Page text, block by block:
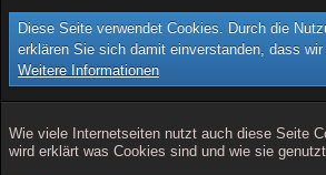
Diese Seite verwendet Cookies. Durch die
erklären Sie sich damit einverstanden, dass
Weitere Informationen
Wie viele Internetseiten nutzt auch diese Seite
wird erklärt was Cookies sind und wie sie